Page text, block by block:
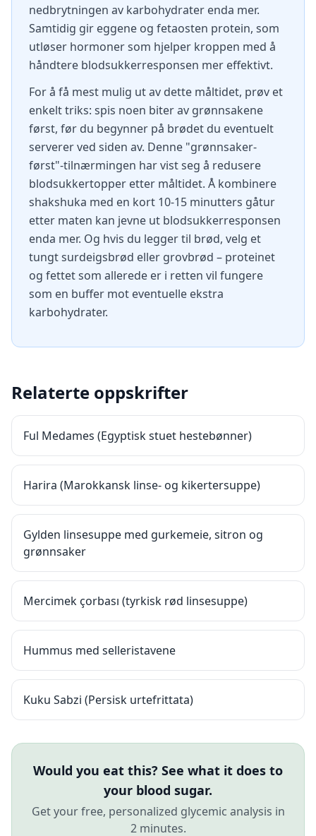
nedbrytningen av karbohydrater enda mer.
Samtidig gir eggene og fetaosten protein, som
utløser hormoner som hjelper kroppen med å
håndtere blodsukkerresponsen mer effektivt.
For å få mest mulig ut av dette måltidet, prøv et
enkelt triks: spis noen biter av grønnsakene
først, før du begynner på brødet du eventuelt
serverer ved siden av. Denne "grønnsaker-
først"-tilnærmingen har vist seg å redusere
blodsukkertopper etter måltidet. Å kombinere
shakshuka med en kort 10-15 minutters gåtur
etter maten kan jevne ut blodsukkerresponsen
enda mer. Og hvis du legger til brød, velg et
tungt surdeigsbrød eller grovbrød – proteinet
og fettet som allerede er i retten vil fungere
som en buffer mot eventuelle ekstra
karbohydrater.
Relaterte oppskrifter
Ful Medames (Egyptisk stuet hestebønner)
Harira (Marokkansk linse- og kikertersuppe)
Gylden linsesuppe med gurkemeie, sitron og
grønnsaker
Mercimek çorbası (tyrkisk rød linsesuppe)
Hummus med selleristavene
Kuku Sabzi (Persisk urtefrittata)
Would you eat this? See what it does to
your blood sugar.
Get your free, personalized glycemic analysis in
2 minutes.